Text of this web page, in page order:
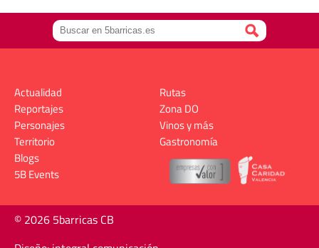
Actualidad
Reportajes
Personajes
Territorio
Rutas
Zona DO
Vinos y más
Gastronomía
Blogs
5B Events
© 2026 5barricas CB